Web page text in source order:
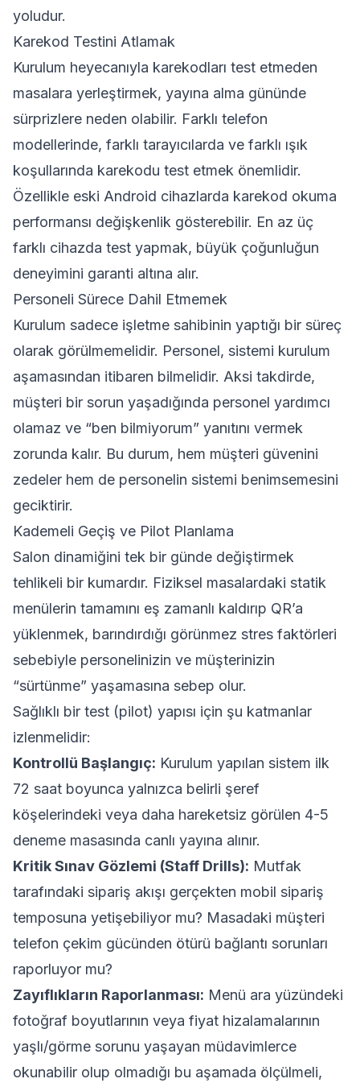
yoludur.
Karekod Testini Atlamak
Kurulum heyecanıyla karekodları test etmeden
masalara yerleştirmek, yayına alma gününde
sürprizlere neden olabilir. Farklı telefon
modellerinde, farklı tarayıcılarda ve farklı ışık
koşullarında karekodu test etmek önemlidir.
Özellikle eski Android cihazlarda karekod okuma
performansı değişkenlik gösterebilir. En az üç
farklı cihazda test yapmak, büyük çoğunluğun
deneyimini garanti altına alır.
Personeli Sürece Dahil Etmemek
Kurulum sadece işletme sahibinin yaptığı bir süreç
olarak görülmemelidir. Personel, sistemi kurulum
aşamasından itibaren bilmelidir. Aksi takdirde,
müşteri bir sorun yaşadığında personel yardımcı
olamaz ve “ben bilmiyorum” yanıtını vermek
zorunda kalır. Bu durum, hem müşteri güvenini
zedeler hem de personelin sistemi benimsemesini
geciktirir.
Kademeli Geçiş ve Pilot Planlama
Salon dinamiğini tek bir günde değiştirmek
tehlikeli bir kumardır. Fiziksel masalardaki statik
menülerin tamamını eş zamanlı kaldırıp QR’a
yüklenmek, barındırdığı görünmez stres faktörleri
sebebiyle personelinizin ve müşterinizin
“sürtünme” yaşamasına sebep olur.
Sağlıklı bir test (pilot) yapısı için şu katmanlar
izlenmelidir:
Kontrollü Başlangıç: Kurulum yapılan sistem ilk
72 saat boyunca yalnızca belirli şeref
köşelerindeki veya daha hareketsiz görülen 4-5
deneme masasında canlı yayına alınır.
Kritik Sınav Gözlemi (Staff Drills): Mutfak
tarafındaki sipariş akışı gerçekten mobil sipariş
temposuna yetişebiliyor mu? Masadaki müşteri
telefon çekim gücünden ötürü bağlantı sorunları
raporluyor mu?
Zayıflıkların Raporlanması: Menü ara yüzündeki
fotoğraf boyutlarının veya fiyat hizalamalarının
yaşlı/görme sorunu yaşayan müdavimlerce
okunabilir olup olmadığı bu aşamada ölçülmeli,